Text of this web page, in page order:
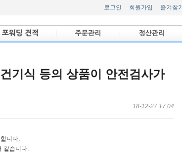
로그인 회원가입 즐겨찾기
기식 등의 상품이 안전검사가
18-12-27 17:04
니다.
같습니다.